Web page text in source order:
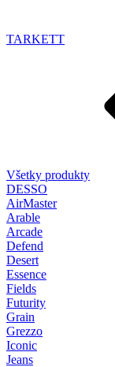
TARKETT
Všetky produkty
DESSO
AirMaster
Arable
Arcade
Defend
Desert
Essence
Fields
Futurity
Grain
Grezzo
Iconic
Jeans